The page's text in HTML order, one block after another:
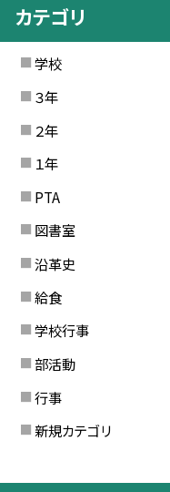
カテゴリ
学校
３年
２年
１年
PTA
図書室
沿革史
給食
学校行事
部活動
行事
新規カテゴリ